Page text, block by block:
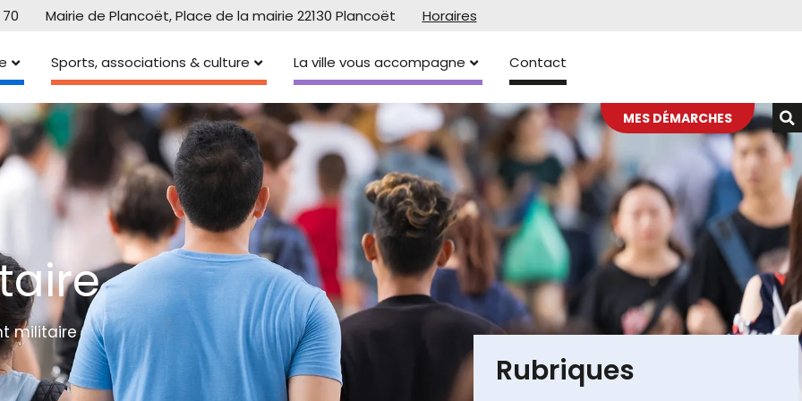
Mairie de Plancoët, Place de la mairie 22130 Plancoët Horaires
Sports, associations & culture La ville vous accompagne Contact
MES DÉMARCHES
militaire
Rubriques